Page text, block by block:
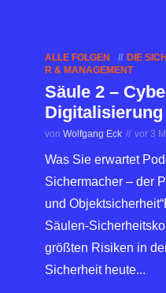
ALLE FOLGEN DIE
R & MANAGEMENT
Säule 2 –
Digitalisierung
von Wolfgang Eck vor 3
Was Sie erwartet
Sichermacher – der
und
Säulen-
größten Risiken in
Sicherheit heute...